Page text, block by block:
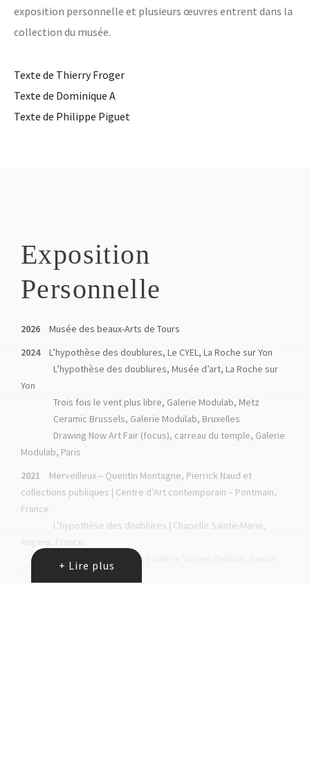
exposition personnelle et plusieurs œuvres entrent dans la
collection du musée.
Texte de Thierry Froger
Texte de Dominique A
Texte de Philippe Piguet
Exposition
Personnelle
2026
Musée des beaux-Arts de Tours
2024
L’hypothèse des doublures, Le CYEL, La Roche sur Yon
L’hypothèse des doublures, Musée d’art, La Roche sur
Yon
Trois fois le vent plus libre, Galerie Modulab, Metz
Ceramic Brussels, Galerie Modulab, Bruxelles
Drawing Now Art Fair (focus), carreau du temple, Galerie
Modulab, Paris
2021
Merveilleux – Quentin Montagne, Pierrick Naud et
collections publiques | Centre d’Art contemporain – Pontmain,
France
L’hypothèse des doublures | Chapelle Sainte-Marie,
Angers, France
Les limites du cavalier | Galerie Vachet-Delmas, Sauve,
+ Lire plus